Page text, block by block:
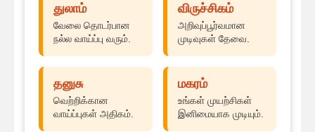
துலாம்
வேலை தொடர்பான
நல்ல வாய்ப்பு வரும்.
விருச்சிகம்
அறிவுப்பூர்வமான
முடிவுகள் தேவை.
தனுசு
வெற்றிக்கான
வாய்ப்புகள் அதிகம்.
மகரம்
உங்கள் முயற்சிகள்
இனிமையாக முடியும்.